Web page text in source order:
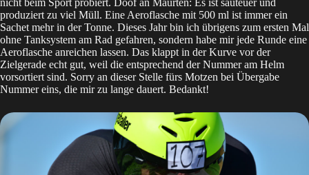
nicht beim Sport probiert. Doof an Maurten: Es ist sauteuer und
produziert zu viel Müll. Eine Aeroflasche mit 500 ml ist immer ein
Sachet mehr in der Tonne. Dieses Jahr bin ich übrigens zum ersten Mal
ohne Tanksystem am Rad gefahren, sondern habe mir jede Runde eine
Aeroflasche anreichen lassen. Das klappt in der Kurve vor der
Zielgerade echt gut, weil die entsprechend der Nummer am Helm
vorsortiert sind. Sorry an dieser Stelle fürs Motzen bei Übergabe
Nummer eins, die mir zu lange dauert. Bedankt!